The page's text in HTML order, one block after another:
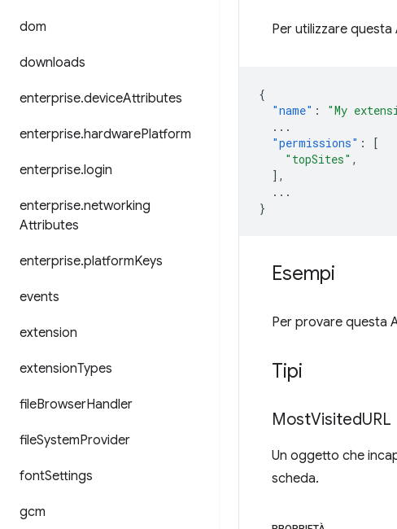
dom
downloads
enterprise.deviceAttributes
enterprise.hardwarePlatform
enterprise.login
enterprise.networking
Attributes
enterprise.platformKeys
events
extension
extensionTypes
fileBrowserHandler
fileSystemProvider
fontSettings
gcm
Per utilizzare
{
"name" : "My
...
"permissions" :
[
"topSites" ,
],
...
}
Esempi
Per provare questa
Tipi
MostVisitedURL
Un oggetto che
scheda.